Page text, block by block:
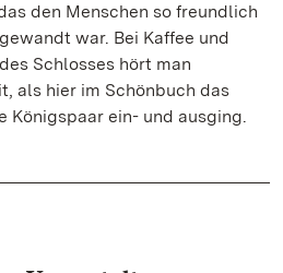
den Menschen so freundlich
war. Bei Kaffee und
Schlosses hört man
als hier im Schönbuch das
ein- und ausging.